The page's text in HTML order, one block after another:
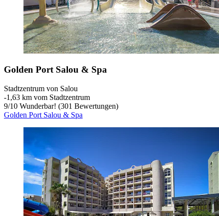
Golden Port Salou & Spa
Stadtzentrum von Salou
‐1,63 km vom Stadtzentrum
9/10 Wunderbar! (301 Bewertungen)
Golden Port Salou & Spa